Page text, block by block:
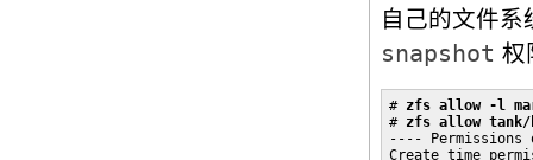
自己的文件
snapshot 权
# zfs allow -l
# zfs allow tank/
----
Create time